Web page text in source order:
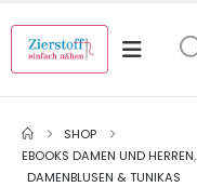
SHOP
EBOOKS DAMEN UND HERREN,
DAMENBLUSEN & TUNIKAS